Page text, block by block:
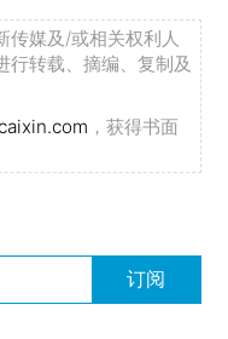
传媒及/或相关权利人
行转载、摘编、复制及
，获得书面
订阅